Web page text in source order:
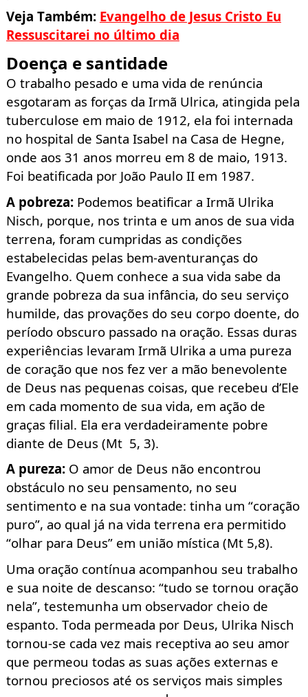
Veja Também: Evangelho de Jesus Cristo Eu
Ressuscitarei no último dia
Doença e santidade
O trabalho pesado e uma vida de renúncia
esgotaram as forças da Irmã Ulrica, atingida pela
tuberculose em maio de 1912, ela foi internada
no hospital de Santa Isabel na Casa de Hegne,
onde aos 31 anos morreu em 8 de maio, 1913.
Foi beatificada por João Paulo II em 1987.
A pobreza: Podemos beatificar a Irmã Ulrika
Nisch, porque, nos trinta e um anos de sua vida
terrena, foram cumpridas as condições
estabelecidas pelas bem-aventuranças do
Evangelho. Quem conhece a sua vida sabe da
grande pobreza da sua infância, do seu serviço
humilde, das provações do seu corpo doente, do
período obscuro passado na oração. Essas duras
experiências levaram Irmã Ulrika a uma pureza
de coração que nos fez ver a mão benevolente
de Deus nas pequenas coisas, que recebeu d’Ele
em cada momento de sua vida, em ação de
graças filial. Ela era verdadeiramente pobre
diante de Deus (Mt5, 3).
A pureza: O amor de Deus não encontrou
obstáculo no seu pensamento, no seu
sentimento e na sua vontade: tinha um “coração
puro”, ao qual já na vida terrena era permitido
“olhar para Deus” em união mística (Mt5,8).
Uma oração contínua acompanhou seu trabalho
e sua noite de descanso: “tudo se tornou oração
nela”, testemunha um observador cheio de
espanto. Toda permeada por Deus, Ulrika Nisch
tornou-se cada vez mais receptiva ao seu amor
que permeou todas as suas ações externas e
tornou preciosos até os serviços mais simples